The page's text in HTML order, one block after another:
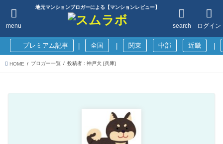
地元マンションブロガーによる【マンションレビュー】
ログイン
search
menu
プレミアム記事 全国 関東 中部 近畿
HOME ブロガー一覧 投稿者 : 神戸犬 [兵庫]